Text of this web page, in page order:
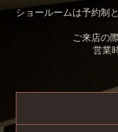
ショールームは予約制
ご来店の
営業